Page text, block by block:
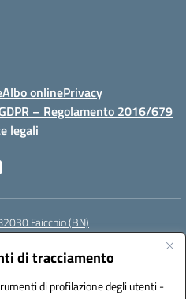
di tracciamento
di profilazione degli utenti -
Albo onlinePrivacy
– Regolamento 2016/679
legali
Faicchio (BN)
bnis02300v@pec.istruzione.it